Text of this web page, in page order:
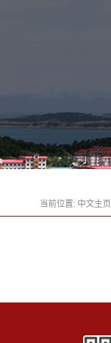
当前位置: 中文主页